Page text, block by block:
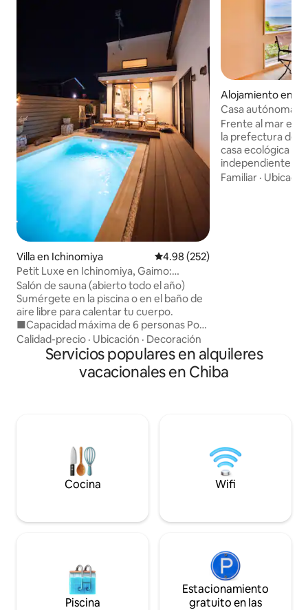
Villa en Ichinomiya Calificación promedio: 4.98 de
4.98 (252)
Petit Luxe en Ichinomiya, Gaimo:
relájese en una hamaca después de
disfrutar de la sauna de infrarrojos y la
piscina (capacidad máxima para
6 personas). ¡Recomendamos la parrilla
de carbón!
Salón de sauna (abierto todo el año)
Sumérgete en la piscina o en el baño de
aire libre para calentar tu cuerpo.
■Capacidad máxima de 6 personas Por
favor, consulte con nosotros si desea
añadir niños. Liana Pool Villa Hachiojo,
con vistas a la piscina desde todas las
habitaciones, a pocos minutos a pie de la
relajarse en un espacio privado El sonido
del agua y su hermosa superficie son
relajantes (no es una piscina de agua
pie.◎ ¡Se puede hacer■ barbacoa!
para barbacoa, carbón, etc. Por favor,
traiga sus propios☆ ingredientes Por
razones de☆ seguridad, no se permite
Calidad-precio · Ubicación · Decoración
Alojamiento en
Casa autónoma
privada en Futtsu
Frente al mar en
la prefectura de
casa ecológica
independiente
la red eléctrica.
reservas de 2 noches o
se extiende ante
tranquilidad.
Televisor grande
Internet como
Parrilla (el uso de
incluido en el
ingredientes) ・
Sagarimachi.
de Tokio o la
autobús expreso
en tren o en auto
Familiar ·
Servicios populares en alquileres
vacacionales en Chiba
Cocina Wifi
Piscina
Estacionamiento
gratuito en las